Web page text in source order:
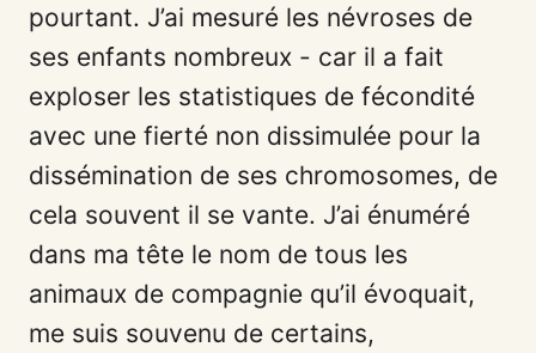
pourtant. J’ai mesuré les névroses de
ses enfants nombreux - car il a fait
exploser les statistiques de fécondité
avec une fierté non dissimulée pour la
dissémination de ses chromosomes, de
cela souvent il se vante. J’ai énuméré
dans ma tête le nom de tous les
animaux de compagnie qu’il évoquait,
me suis souvenu de certains,